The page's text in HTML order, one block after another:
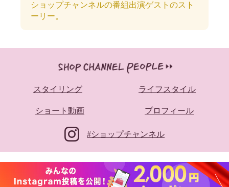
ショップチャンネルの番組出演ゲストのスト
ーリー。
スタイリング ライフスタイル
ショート動画 プロフィール
#ショップチャンネル